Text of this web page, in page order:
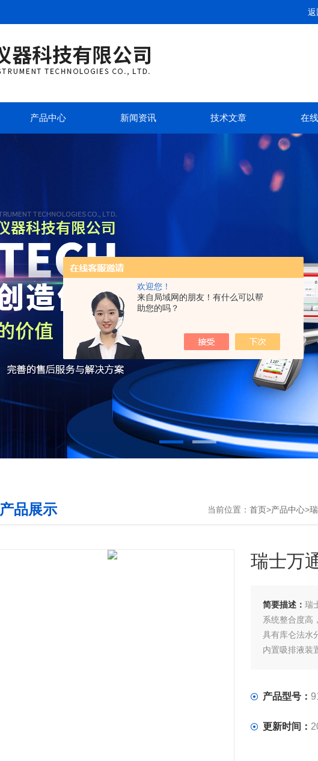
欢迎您！
来自局域网的朋友！有什么可以帮
助您的吗？
返
产品中心 新闻资讯 技术文章 在
产品展示 当前位置： 首页>产品中心>
瑞士万
简要描述：瑞
系统整合度高
具有库仑法水
内置吸排液装
语言
产品型号：
更新时间：